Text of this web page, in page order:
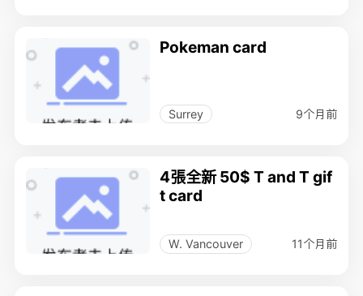
Pokeman card
Surrey 9个月前
4張全新 50$ T and T gif
t card
W. Vancouver 11个月前